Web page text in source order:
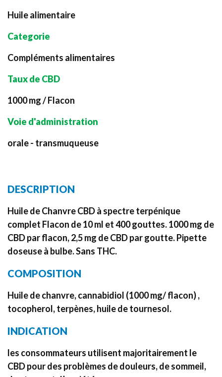
Huile alimentaire
Categorie
Compléments alimentaires
Taux de CBD
1000 mg / Flacon
Voie d'administration
orale - transmuqueuse
DESCRIPTION
Huile de Chanvre CBD à spectre terpénique
complet Flacon de 10 ml et 400 gouttes. 1000 mg de
CBD par flacon, 2,5 mg de CBD par goutte. Pipette
doseuse à bulbe. Sans THC.
COMPOSITION
Huile de chanvre, cannabidiol (1000 mg/ flacon) ,
tocopherol, terpènes, huile de tournesol.
INDICATION
les consommateurs utilisent majoritairement le
CBD pour des problèmes de douleurs, de sommeil,